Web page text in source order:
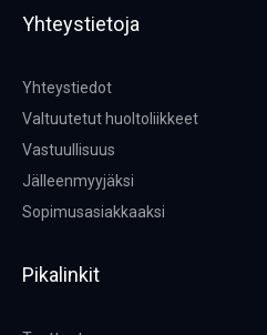
Yhteystietoja
Yhteystiedot
Valtuutetut huoltoliikkeet
Vastuullisuus
Jälleenmyyjäksi
Sopimusasiakkaaksi
Pikalinkit